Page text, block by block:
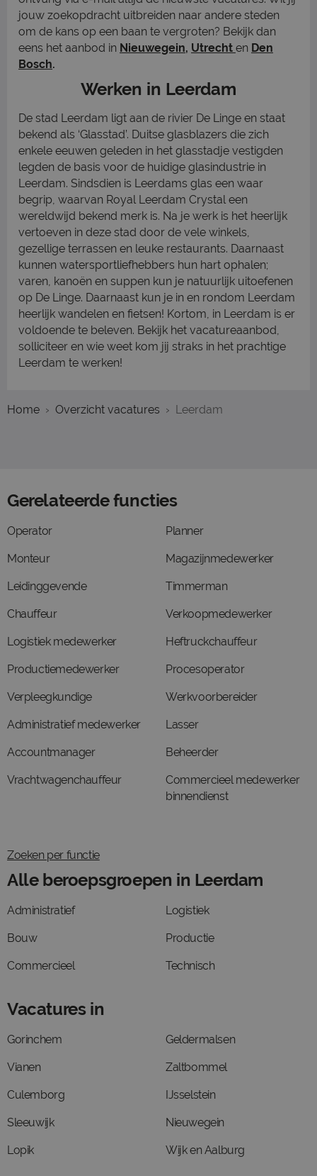
jouw zoekopdracht uitbreiden naar andere steden
om de kans op een baan te vergroten? Bekijk dan
eens het aanbod in Nieuwegein, Utrecht en Den
Bosch.
Werken in Leerdam
De stad Leerdam ligt aan de rivier De Linge en staat
bekend als ‘Glasstad’. Duitse glasblazers die zich
enkele eeuwen geleden in het glasstadje vestigden
legden de basis voor de huidige glasindustrie in
Leerdam. Sindsdien is Leerdams glas een waar
begrip, waarvan Royal Leerdam Crystal een
wereldwijd bekend merk is. Na je werk is het heerlijk
vertoeven in deze stad door de vele winkels,
gezellige terrassen en leuke restaurants. Daarnaast
kunnen watersportliefhebbers hun hart ophalen;
varen, kanoën en suppen kun je natuurlijk uitoefenen
op De Linge. Daarnaast kun je in en rondom Leerdam
heerlijk wandelen en fietsen! Kortom, in Leerdam is er
voldoende te beleven. Bekijk het vacatureaanbod,
solliciteer en wie weet kom jij straks in het prachtige
Leerdam te werken!
Home Overzicht vacatures Leerdam
Gerelateerde functies
Operator
Monteur
Leidinggevende
Chauffeur
Logistiek medewerker
Productiemedewerker
Verpleegkundige
Administratief medewerker
Accountmanager
Vrachtwagenchauffeur
Planner
Magazijnmedewerker
Timmerman
Verkoopmedewerker
Heftruckchauffeur
Procesoperator
Werkvoorbereider
Lasser
Beheerder
Commercieel medewerker
binnendienst
Zoeken per functie
Alle beroepsgroepen in Leerdam
Administratief
Bouw
Commercieel
Logistiek
Productie
Technisch
Vacatures in
Gorinchem
Vianen
Culemborg
Sleeuwijk
Lopik
Geldermalsen
Zaltbommel
IJsselstein
Nieuwegein
Wijk en Aalburg